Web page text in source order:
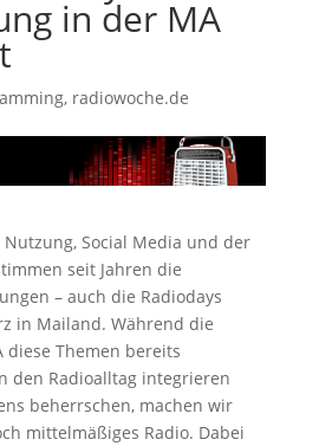
in der MA
, radiowoche.de
Nutzung, Social Media und der
seit Jahren die
– auch die Radiodays
in Mailand. Während die
diese Themen bereits
den Radioalltag integrieren
beherrschen, machen wir
mittelmäßiges Radio. Dabei